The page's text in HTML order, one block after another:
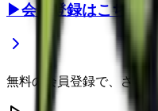
▶会員登録はこちら
無料の会員登録で、さらに